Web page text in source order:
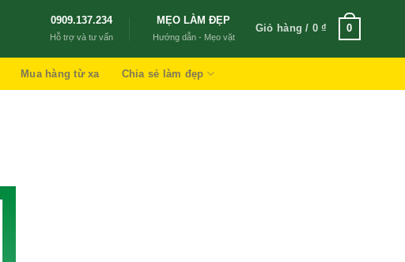
0909.137.234
Hỗ trợ và tư vấn
MẸO LÀM ĐẸP
Hướng dẫn - Mẹo vặt
Giỏ hàng / 0₫ 0
Mua hàng từ xa Chia sẻ làm đẹp